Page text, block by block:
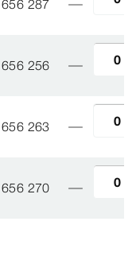
656 287
656 256
656 263
656 270